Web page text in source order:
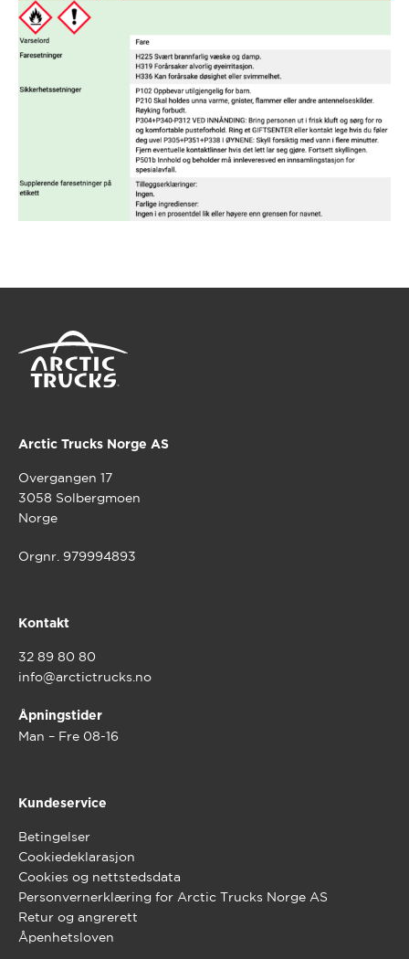
Arctic Trucks Norge AS
Overgangen 17
3058 Solbergmoen
Norge
Orgnr. 979994893
Kontakt
32 89 80 80
info@arctictrucks.no
Åpningstider
Man – Fre 08-16
Kundeservice
Betingelser
Cookiedeklarasjon
Cookies og nettstedsdata
Personvernerklæring for Arctic Trucks Norge AS
Retur og angrerett
Åpenhetsloven